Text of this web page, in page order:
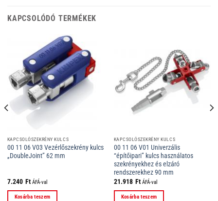
KAPCSOLÓDÓ TERMÉKEK
KAPCSOLÓSZEKRÉNY KULCS
00 11 06 V03 Vezérlőszekrény kulcs
„DoubleJoint” 62 mm
7.240 Ft ÁFÁ-val
Kosárba teszem
KAPCSOLÓSZEKRÉNY KULCS
00 11 06 V01 Univerzális
“építőipari” kulcs használatos
szekrényekhez és elzáró
rendszerekhez 90 mm
21.918 Ft ÁFÁ-val
Kosárba teszem